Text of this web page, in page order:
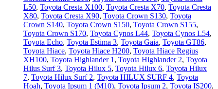
L50, Toyota Cresta X100, Toyota Cresta X70, Toyota Cresta
X80, Toyota Cresta X90, Toyota Crown S130, Toyota
Crown S140, Toyota Crown S150, Toyota Crown S155,
Toyota Crown S170, Toyota Cynos L44, Toyota Cynos L54,
Toyota Echo, Toyota Estima 3, Toyota Gaia, Toyota GT86,
Toyota Hiace, Toyota Hiace H200, Toyota Hiace Regius
XH100, Toyota Highlander 1 , Toyota Highlander 2, Toyota
Hilus Surf 3, Toyota Hilux 5, Toyota Hilux 6, Toyota Hilux
7, Toyota Hilux Surf 2, Toyota HILUX SURF 4, Toyota
Hoah, Toyota Ipsum 1 (М10), Toyota Ipsum 2, Toyota IS200,